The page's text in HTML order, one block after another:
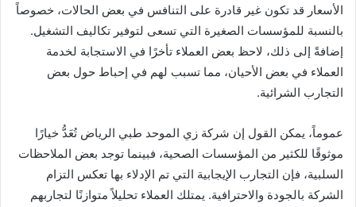
الأسعار قد تكون غير قادرة على التنافس في بعض الحالات، خصوصاً
بالنسبة للمؤسسات الصغيرة التي تسعى لتوفير تكاليف التشغيل.
إضافةً إلى ذلك، لاحظ بعض العملاء تأخرًا في الاستجابة لخدمة
العملاء في بعض الأحيان، مما تسبب لهم في إحباط حول بعض
التجارب الشرائية.
عموماً، يمكن القول إن شركة زي الموحد طبي الرياض تُعَدُّ خيارًا
موثوقًا للكثير من المؤسسات الصحية، فبينما توجد بعض الملاحظات
السلبية، فإن التجارب الإيجابية التي تم الإدلاء بها تعكس التزام
الشركة بالجودة والاحترافية. يمتلك العملاء تحليلاً متوازنًا لتجاربهم